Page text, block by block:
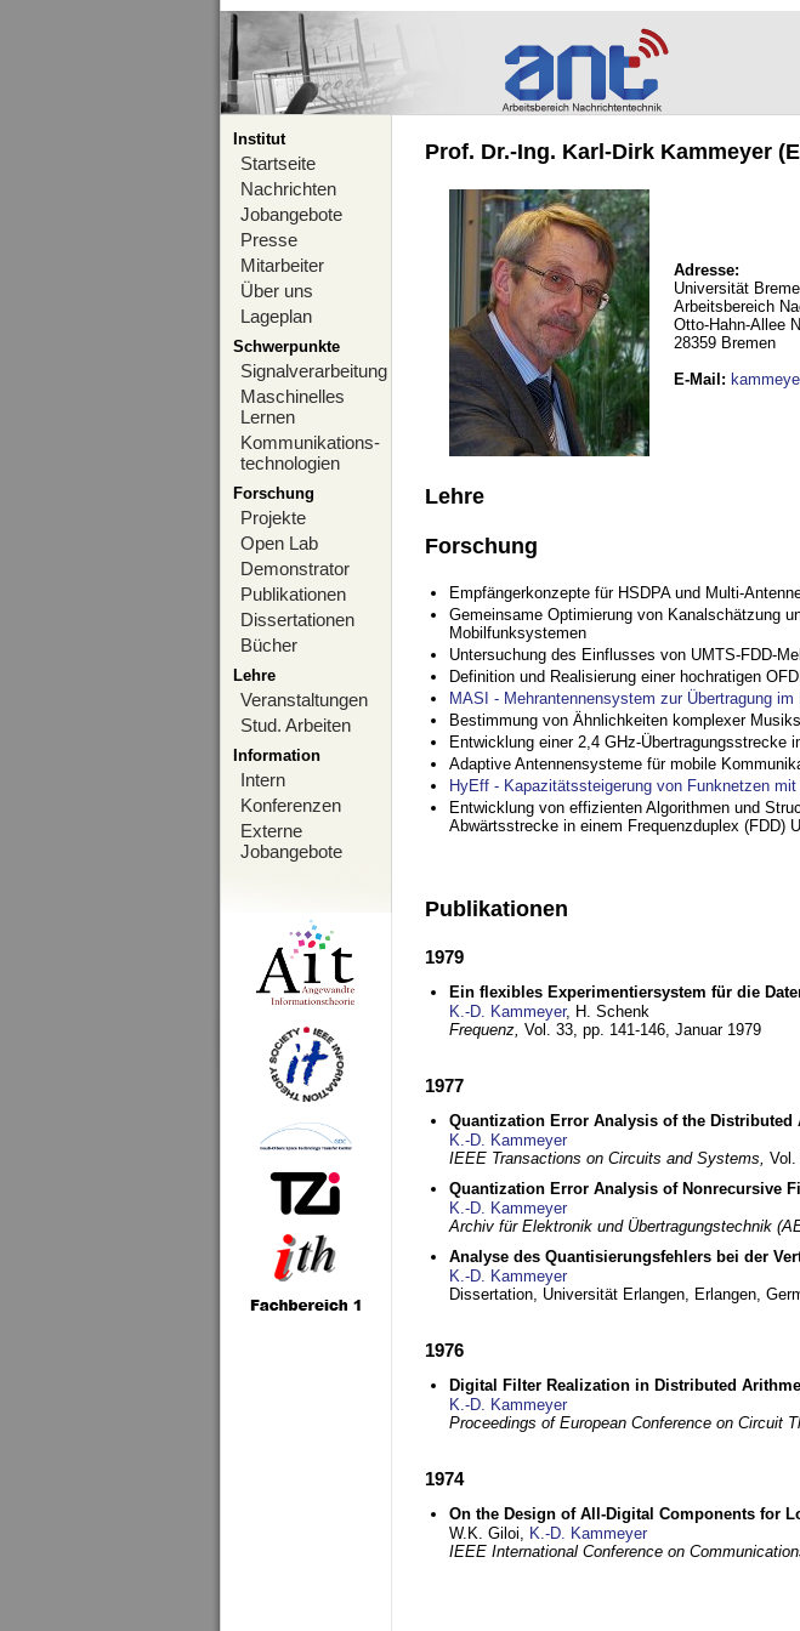
Institut
Startseite
Nachrichten
Jobangebote
Presse
Mitarbeiter
Über uns
Lageplan
Schwerpunkte
Signalverarbeitung
Maschinelles
Lernen
Kommunikations-
technologien
Forschung
Projekte
Open Lab
Demonstrator
Publikationen
Dissertationen
Bücher
Lehre
Veranstaltungen
Stud. Arbeiten
Information
Intern
Konferenzen
Externe
Jobangebote
Prof. Dr.-Ing. Karl-Dirk Kammeyer
Adresse:
Universität
Arbeitsbereich
Otto-Hahn-Allee
28359 Bremen
E-Mail :
Lehre
Forschung
Empfängerkonzepte für HSDPA und Multi-
Gemeinsame Optimierung von Kanalschätzung
Mobilfunksystemen
Untersuchung des Einflusses von UMTS-FDD-
Definition und Realisierung einer hochratigen
MASI - Mehrantennensystem zur Übertragung im
Bestimmung von Ähnlichkeiten komplexer
Entwicklung einer 2,4 GHz-Übertragungsstrecke
Adaptive Antennensysteme für mobile
HyEff - Kapazitätssteigerung von Funknetzen
Entwicklung von effizienten Algorithmen und
Abwärtsstrecke in einem Frequenzduplex (FDD)
Publikationen
1979
Ein flexibles Experimentiersystem für die
K.-D. Kammeyer, H. Schenk
Frequenz, Vol. 33, pp. 141-146, Januar 1979
1977
Quantization Error Analysis of the Distributed
K.-D. Kammeyer
IEEE Transactions on Circuits and Systems, Vol.
Quantization Error Analysis of Nonrecursive
K.-D. Kammeyer
Archiv für Elektronik und Übertragungstechnik
Analyse des Quantisierungsfehlers bei der
K.-D. Kammeyer
Dissertation, Universität Erlangen, Erlangen,
1976
Digital Filter Realization in Distributed
K.-D. Kammeyer
Proceedings of European Conference on Circuit
1974
On the Design of All-Digital Components for
W.K. Giloi, K.-D. Kammeyer
IEEE International Conference on